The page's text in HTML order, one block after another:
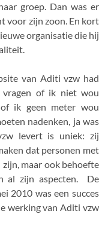
groep. Dan was er
voor zijn zoon. En kort
organisatie die hij
van Aditi vzw had
of ik niet wou
ik geen meter wou
nadenken, ja was
levert is uniek: zij
dat personen met
maar ook behoefte
al zijn aspecten. De
2010 was een succes
werking van Aditi vzw